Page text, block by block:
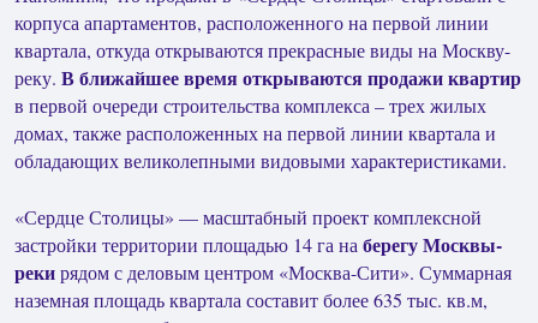
корпуса апартаментов, расположенного на первой линии
квартала, откуда открываются прекрасные виды на Москву-
реку. В ближайшее время открываются продажи квартир
в первой очереди строительства комплекса – трех жилых
домах, также расположенных на первой линии квартала и
обладающих великолепными видовыми характеристиками.
«Сердце Столицы» — масштабный проект комплексной
застройки территории площадью 14 га на берегу Москвы-
рекирядом с деловым центром «Москва-Сити». Суммарная
наземная площадь квартала составит более 635 тыс. кв.м,